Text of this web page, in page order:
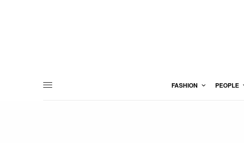
FASHION PEOPLE